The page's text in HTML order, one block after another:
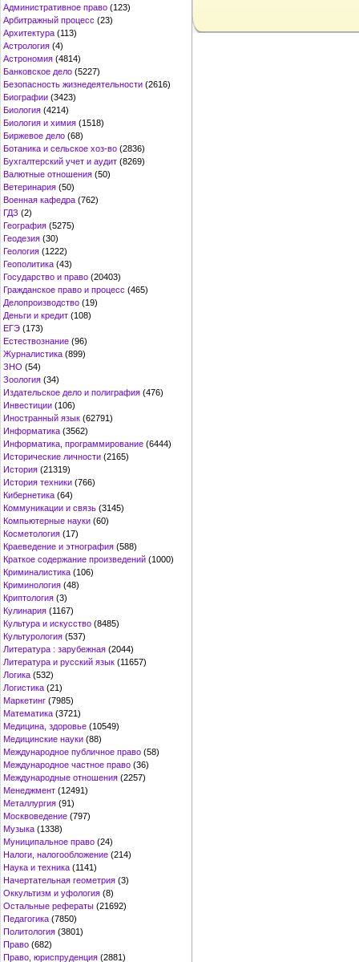
Административное право (123)
Арбитражный процесс (23)
Архитектура (113)
Астрология (4)
Астрономия (4814)
Банковское дело (5227)
Безопасность жизнедеятельности (2616)
Биографии (3423)
Биология (4214)
Биология и химия (1518)
Биржевое дело (68)
Ботаника и сельское хоз-во (2836)
Бухгалтерский учет и аудит (8269)
Валютные отношения (50)
Ветеринария (50)
Военная кафедра (762)
ГДЗ (2)
География (5275)
Геодезия (30)
Геология (1222)
Геополитика (43)
Государство и право (20403)
Гражданское право и процесс (465)
Делопроизводство (19)
Деньги и кредит (108)
ЕГЭ (173)
Естествознание (96)
Журналистика (899)
ЗНО (54)
Зоология (34)
Издательское дело и полиграфия (476)
Инвестиции (106)
Иностранный язык (62791)
Информатика (3562)
Информатика, программирование (6444)
Исторические личности (2165)
История (21319)
История техники (766)
Кибернетика (64)
Коммуникации и связь (3145)
Компьютерные науки (60)
Косметология (17)
Краеведение и этнография (588)
Краткое содержание произведений (1000)
Криминалистика (106)
Криминология (48)
Криптология (3)
Кулинария (1167)
Культура и искусство (8485)
Культурология (537)
Литература : зарубежная (2044)
Литература и русский язык (11657)
Логика (532)
Логистика (21)
Маркетинг (7985)
Математика (3721)
Медицина, здоровье (10549)
Медицинские науки (88)
Международное публичное право (58)
Международное частное право (36)
Международные отношения (2257)
Менеджмент (12491)
Металлургия (91)
Москвоведение (797)
Музыка (1338)
Муниципальное право (24)
Налоги, налогообложение (214)
Наука и техника (1141)
Начертательная геометрия (3)
Оккультизм и уфология (8)
Остальные рефераты (21692)
Педагогика (7850)
Политология (3801)
Право (682)
Право, юриспруденция (2881)